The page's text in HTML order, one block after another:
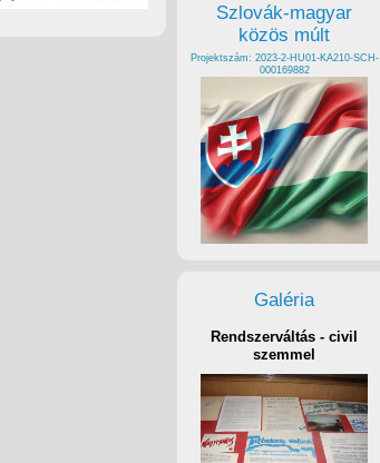
Szlovák-magyar
közös múlt
Projektszám: 2023-2-HU01-KA210-SCH-
000169882
Galéria
Rendszerváltás - civil
szemmel